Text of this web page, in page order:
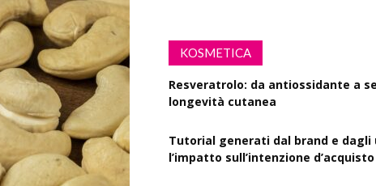
KOSMETICA
Resveratrolo: da antiossidante a
longevità cutanea
Tutorial generati dal brand e dagli
l’impatto sull’intenzione d’acquisto